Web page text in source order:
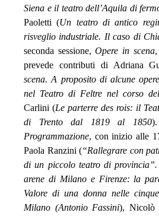
Siena e il teatro dell’Aquila di
Paoletti (Un teatro di antico
risveglio industriale. Il caso di
seconda sessione,Opere in scena,
prevede contributi di Adriana
scena. A proposito di alcune
nel Teatro di Feltre nel corso
Carlini (Le parterre des rois: il
di Trento dal 1819 al 1850
Programmazione, con inizio alle
Paola Ranzini (“Rallegrare con
di un piccolo teatro di
arene di Milano e Firenze: la
Valore di una donna nelle
Milano (Antonio Fassini), Nicolò